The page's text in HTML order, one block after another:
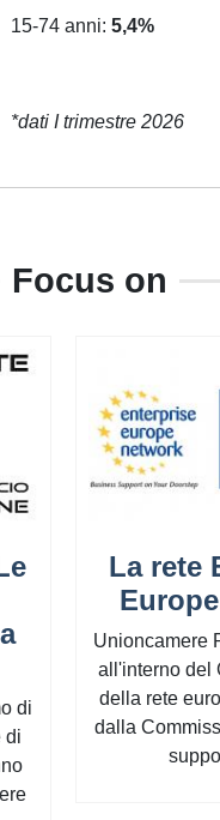
15-74 anni: 5,4%
*dati I trimestre 2026
Focus on
di
di
La rete
Unioncamere
all'interno del
della rete
dalla